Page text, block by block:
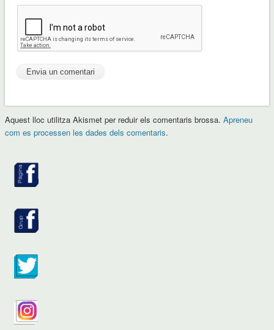
Aquest lloc utilitza Akismet per reduir els comentaris brossa. Apreneu
com es processen les dades dels comentaris.